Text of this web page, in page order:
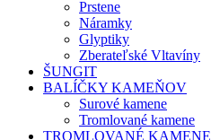
Prstene
Náramky
Glyptiky
Zberateľské Vltavíny
ŠUNGIT
BALÍČKY KAMEŇOV
Surové kamene
Tromlované kamene
TROMLOVANÉ KAMENE